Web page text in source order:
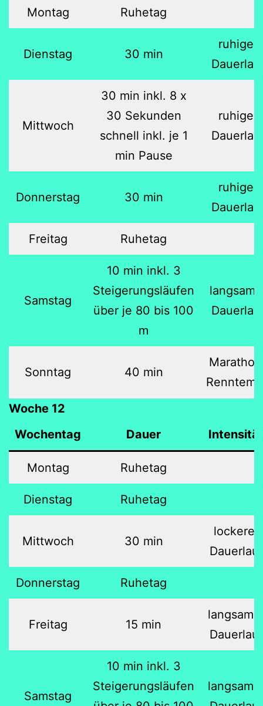
Montag Ruhetag
Dienstag 30 min
ruhiger
Mittwoch
30 min inkl. 8 x
30 Sekunden
schnell inkl. je 1
min Pause
ruhiger
Donnerstag 30 min
ruhiger
Freitag Ruhetag
Samstag
10 min inkl. 3
Steigerungsläufen
über je 80 bis 100
m
Sonntag 40 min
Woche 12
Wochentag
Dauer Intensität
Montag Ruhetag
Dienstag Ruhetag
Mittwoch 30 min
lockerer
Dauerlauf
Donnerstag Ruhetag
Freitag 15 min
Dauerlauf
Samstag
10 min inkl. 3
Steigerungsläufen